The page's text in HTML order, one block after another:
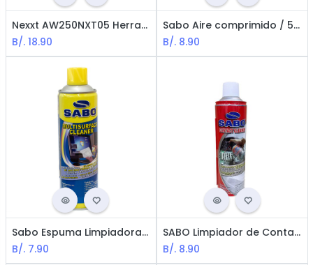
Nexxt AW250NXT05 Herramienta de Crimpado Modular / Naranja
B/. 18.90
Sabo Aire comprimido / 590 ml
B/. 8.90
Sabo Espuma Limpiadora / 590 ml
B/. 7.90
SABO Limpiador de Contacto 590ml
B/. 8.90